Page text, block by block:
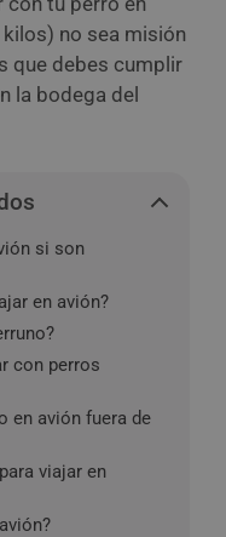
no sea misión
que debes cumplir
la bodega del
si son
en avión?
con perros
en avión fuera de
viajar en